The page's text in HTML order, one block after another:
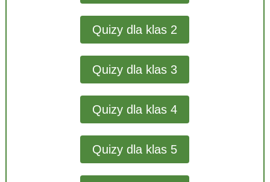
Quizy dla klas 2
Quizy dla klas 3
Quizy dla klas 4
Quizy dla klas 5